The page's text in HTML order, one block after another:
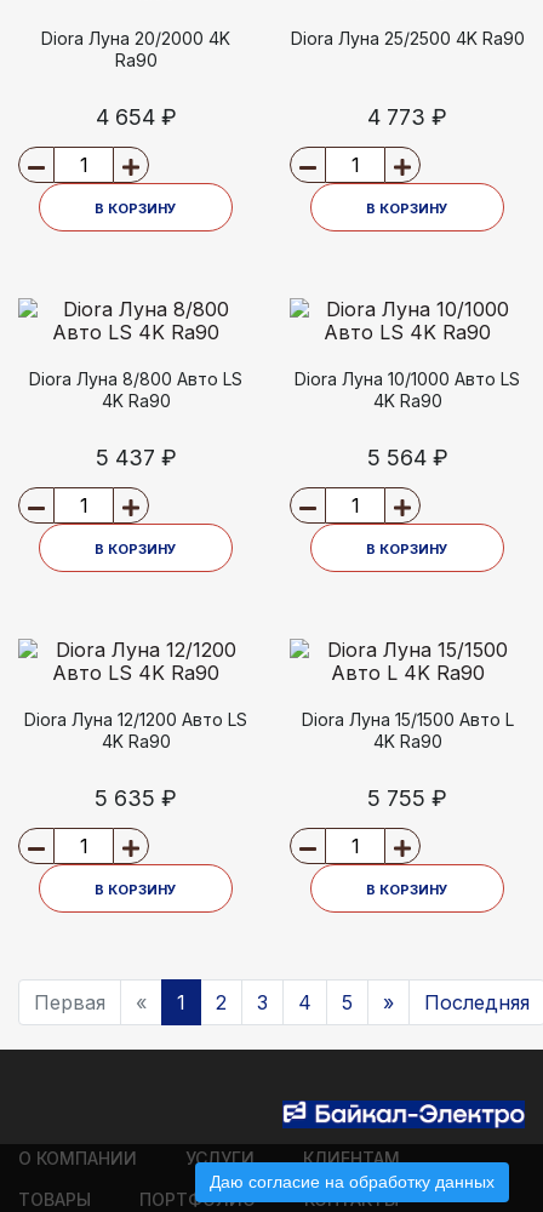
Diora Луна 20/2000 4K
Ra90
4 654 ₽
В КОРЗИНУ
Diora Луна 25/2500 4K Ra90
4 773 ₽
В КОРЗИНУ
Diora Луна 8/800 Авто LS
4K Ra90
5 437 ₽
В КОРЗИНУ
Diora Луна 10/1000 Авто LS
4K Ra90
5 564 ₽
В КОРЗИНУ
Diora Луна 12/1200 Авто LS
4K Ra90
5 635 ₽
В КОРЗИНУ
Diora Луна 15/1500 Авто L
4K Ra90
5 755 ₽
В КОРЗИНУ
Первая « 1 2 3 4 5 » Последняя
О КОМПАНИИ УСЛУГИ
КЛИЕНТАМ
ТОВАРЫ
ПОРТФОЛИО КОНТАКТЫ
Даю согласие на обработку данных